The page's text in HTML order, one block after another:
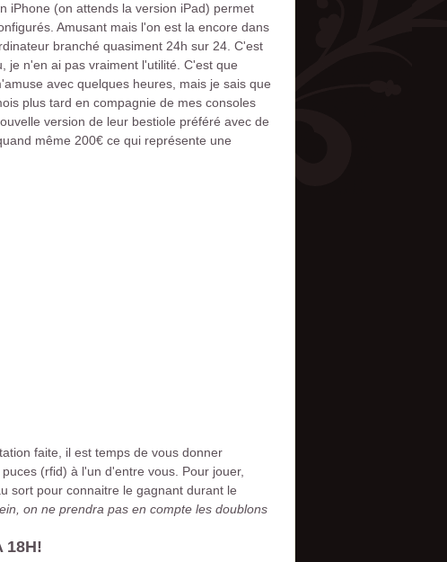
iPhone (on attends la version iPad) permet
Amusant mais l'on est la encore dans
branché quasiment 24h sur 24. C'est
je n'en ai pas vraiment l'utilité. C'est que
avec quelques heures, mais je sais que
plus tard en compagnie de mes consoles
version de leur bestiole préféré avec de
même 200€ ce qui représente une
faite, il est temps de vous donner
(rfid) à l'un d'entre vous. Pour jouer,
sort pour connaitre le gagnant durant le
on ne prendra pas en compte les doublons
18H!